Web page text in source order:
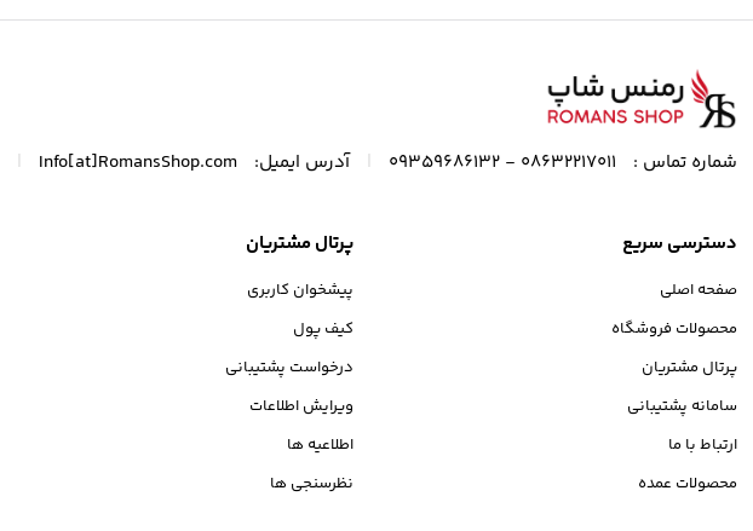
شماره تماس : 08632217011 - 09359686132 آدرس ایمیل: Info[at]RomansShop.com
دسترسی سریع
صفحه اصلی
محصولات فروشگاه
پرتال مشتریان
سامانه پشتیبانی
ارتباط با ما
محصولات عمده
پرتال مشتریان
پیشخوان کاربری
کیف پول
درخواست پشتیبانی
ویرایش اطلاعات
اطلاعیه ها
نظرسنجی ها